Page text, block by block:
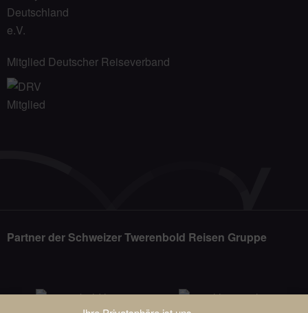
Mitglied Deutscher Reiseverband
Partner der Schweizer Twerenbold Reisen Gruppe